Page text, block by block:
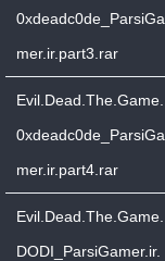
0xdeadc0de_ParsiGa
mer.ir.part3.rar
Evil.Dead.The.Game.
0xdeadc0de_ParsiGa
mer.ir.part4.rar
Evil.Dead.The.Game.
DODI_ParsiGamer.ir.